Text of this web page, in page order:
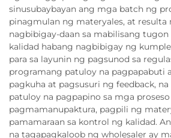
sinusubaybayan ang mga batch ng
pinagmulan ng materyales, at resulta
nagbibigay-daan sa mabilisang tugon
kalidad habang nagbibigay ng
para sa layunin ng pagsunod sa
programang patuloy na pagpapabuti
pagkuha at pagsusuri ng feedback,
patuloy na pagpapino sa mga
pagmamanupaktura, pagpili ng
pamamaraan sa kontrol ng kalidad.
na tagapagkaloob ng wholesaler ay